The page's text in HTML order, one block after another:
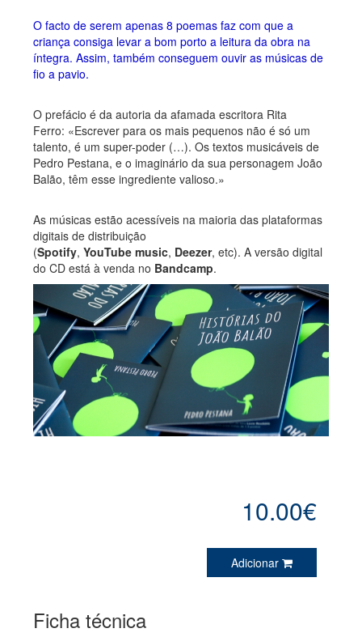
O facto de serem apenas 8 poemas faz com que a
criança consiga levar a bom porto a leitura da obra na
íntegra. Assim, também conseguem ouvir as músicas de
fio a pavio.
O prefácio é da autoria da afamada escritora Rita
Ferro: «Escrever para os mais pequenos não é só um
talento, é um super-poder (…). Os textos musicáveis de
Pedro Pestana, e o imaginário da sua personagem João
Balão, têm esse ingrediente valioso.»
As músicas estão acessíveis na maioria das plataformas
digitais de distribuição
(Spotify,YouTube music, Deezer, etc). A versão digital
do CD está à venda no Bandcamp.
10.00€
Adicionar
Ficha técnica